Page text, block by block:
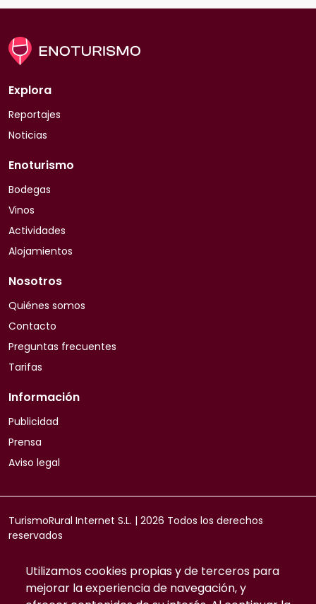
Utilizamos cookies propias y de terceros para
mejorar la experiencia de navegación, y
Explora
Reportajes
Noticias
Enoturismo
Bodegas
Vinos
Actividades
Alojamientos
Nosotros
Quiénes somos
Contacto
Preguntas frecuentes
Tarifas
Información
Publicidad
Prensa
Aviso legal
TurismoRural Internet S.L. | 2026 Todos los derechos
reservados